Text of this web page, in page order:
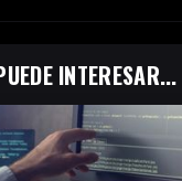
INTERESAR...